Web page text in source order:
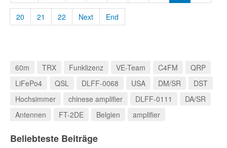
20 21 22 Next End
60m TRX Funklizenz VE-Team C4FM
QRP
LiFePo4
QSL DLFF-0068 USA DM/SR
DST
Hochsimmer
chinese amplifier DLFF-0111
DA/SR
Antennen
FT-2DE Belgien amplifier
Beliebteste Beiträge